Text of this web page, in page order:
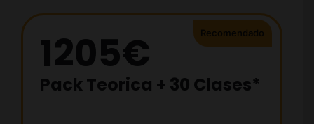
1205€
Pack Teorica + 30 Clases*